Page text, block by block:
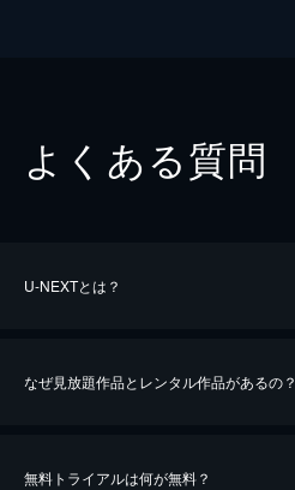
よくある質問
U-NEXTとは？
なぜ見放題作品とレンタル作品があるの？
無料トライアルは何が無料？